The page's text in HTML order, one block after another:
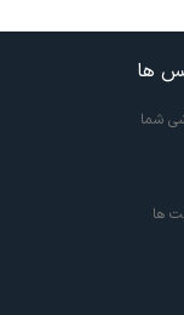
ها
شما
ها